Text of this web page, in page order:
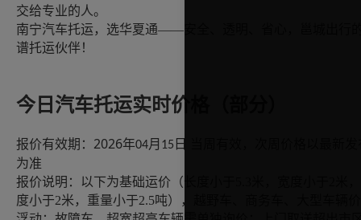
交给专业的人。
南宁汽车托运，选华夏通——安全、透明、省心，邕城出行
谱托运伙伴！
今日汽车托运实时价格
报价有效期： 2026年04月 15 日
为准
报价说明：以下为基础运价 （长度小于
度小于2米，重量小于2.5吨）
，